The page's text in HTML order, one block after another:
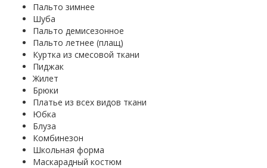
Пальто зимнее
Шуба
Пальто демисезонное
Пальто летнее (плащ)
Куртка из смесовой ткани
Пиджак
Жилет
Брюки
Платье из всех видов ткани
Юбка
Блуза
Комбинезон
Школьная форма
Маскарадный костюм